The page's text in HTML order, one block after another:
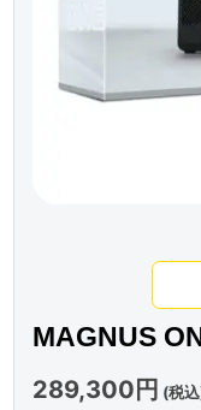
MAGNUS
289,300円 (税